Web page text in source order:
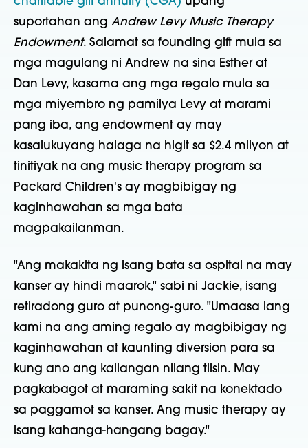
suportahan ang Andrew Levy Music Therapy
Endowment. Salamat sa founding gift mula sa
mga magulang ni Andrew na sina Esther at
Dan Levy, kasama ang mga regalo mula sa
mga miyembro ng pamilya Levy at marami
pang iba, ang endowment ay may
kasalukuyang halaga na higit sa $2.4 milyon at
tinitiyak na ang music therapy program sa
Packard Children's ay magbibigay ng
kaginhawahan sa mga bata
magpakailanman.
"Ang makakita ng isang bata sa ospital na may
kanser ay hindi maarok," sabi ni Jackie, isang
retiradong guro at punong-guro. "Umaasa lang
kami na ang aming regalo ay magbibigay ng
kaginhawahan at kaunting diversion para sa
kung ano ang kailangan nilang tiisin. May
pagkabagot at maraming sakit na konektado
sa paggamot sa kanser. Ang music therapy ay
isang kahanga-hangang bagay."